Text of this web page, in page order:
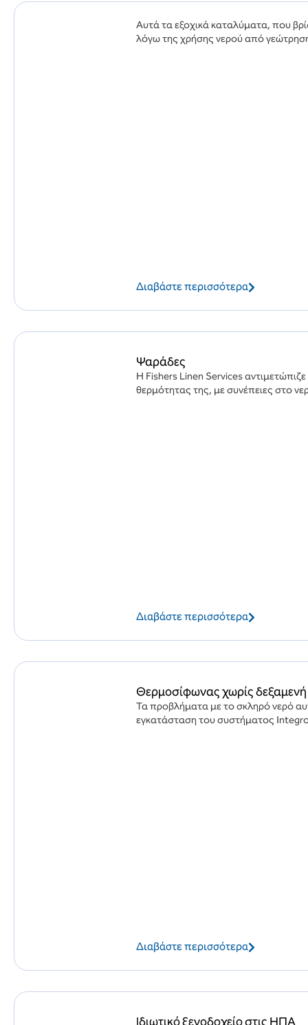
Αυτά τα εξοχικά καταλύματα, που
λόγω της χρήσης νερού από
Διαβάστε περισσότερα
Ψαράδες
Η Fishers Linen Services
θερμότητας της, με συνέπειες στο
Διαβάστε περισσότερα
Θερμοσίφωνας χωρίς δεξαμενή
Τα προβλήματα με το σκληρό νερό
εγκατάσταση του συστήματος
Διαβάστε περισσότερα